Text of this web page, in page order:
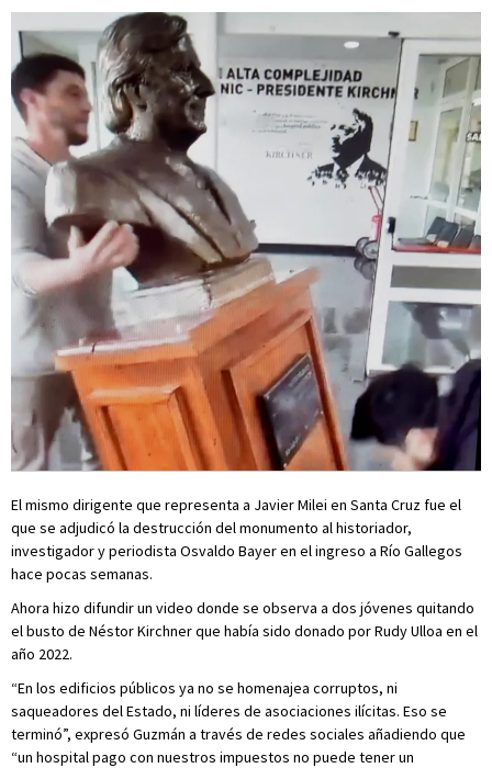
El mismo dirigente que representa a Javier Milei en Santa Cruz fue el
que se adjudicó la destrucción del monumento al historiador,
investigador y periodista Osvaldo Bayer en el ingreso a Río Gallegos
hace pocas semanas.
Ahora hizo difundir un video donde se observa a dos jóvenes quitando
el busto de Néstor Kirchner que había sido donado por Rudy Ulloa en el
año 2022.
“En los edificios públicos ya no se homenajea corruptos, ni
saqueadores del Estado, ni líderes de asociaciones ilícitas. Eso se
terminó”, expresó Guzmán a través de redes sociales añadiendo que
“un hospital pago con nuestros impuestos no puede tener un